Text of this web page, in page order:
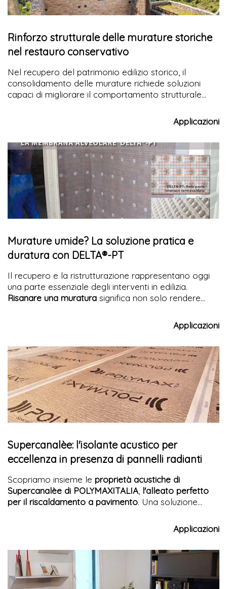
Rinforzo strutturale delle murature storiche
nel restauro conservativo
Nel recupero del patrimonio edilizio storico, il
consolidamento delle murature richiede soluzioni
capaci di migliorare il comportamento strutturale
Con il sistema NETFIX STEEL MATRIX, CVR propone
una tecnologia per la ristilatura armata dei giunti che
murature esistenti.
Applicazioni
Murature umide? La soluzione pratica e
duratura con DELTA®-PT
Il recupero e la ristrutturazione rappresentano oggi
una parte essenziale degli interventi in edilizia.
Risanare una muratura significa non solo rendere
preservare il patrimonio storico architettonico.
sicuri,
propone una soluzione al problema.
Applicazioni
Supercanalèe: l'isolante acustico per
eccellenza in presenza di pannelli radianti
Scopriamo insieme le proprietà acustiche di
Supercanalèe di POLYMAXITALIA l'alleato perfetto
per il riscaldamento a pavimento. Una soluzione
massime prestazioni in termini di isolamento acustico
Applicazioni